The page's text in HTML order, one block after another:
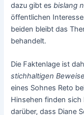
dazu gibt esbislang
öffentlichen
beiden bleibt das
behandelt.
Die Faktenlage ist
stichhaltigen
eines Sohnes Reto
Hinsehen finden
darüber, dass Diane